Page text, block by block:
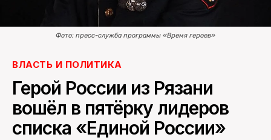
Фото: пресс-служба программы «Время героев»
ВЛАСТЬ И ПОЛИТИКА
Герой России из Рязани
вошёл в пятёрку лидеров
списка «Единой России»